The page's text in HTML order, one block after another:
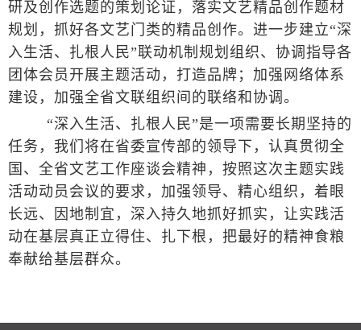
研及创作选题的策划论证，落实文艺精品创作题材
规划，抓好各文艺门类的精品创作。进一步建立“深
入生活、扎根人民”联动机制规划组织、协调指导各
团体会员开展主题活动，打造品牌；加强网络体系
建设，加强全省文联组织间的联络和协调。
“深入生活、扎根人民”是一项需要长期坚持的
任务，我们将在省委宣传部的领导下，认真贯彻全
国、全省文艺工作座谈会精神，按照这次主题实践
活动动员会议的要求，加强领导、精心组织，着眼
长远、因地制宜，深入持久地抓好抓实，让实践活
动在基层真正立得住、扎下根，把最好的精神食粮
奉献给基层群众。